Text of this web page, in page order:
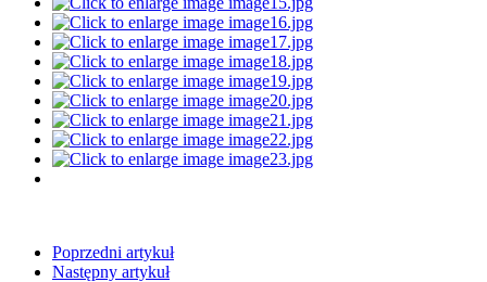
Poprzedni artykuł
Następny artykuł